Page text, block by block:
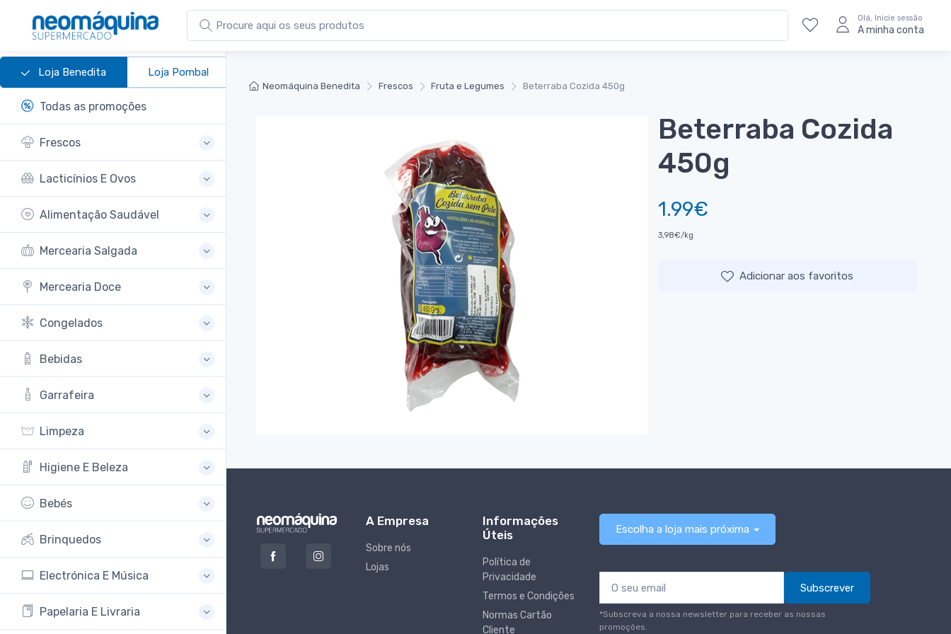
Loja Benedita Loja Pombal
Todas as promoções
Frescos
Lacticínios E Ovos
Alimentação Saudável
Mercearia Salgada
Mercearia Doce
Congelados
Bebidas
Garrafeira
Limpeza
Higiene E Beleza
Bebés
Brinquedos
Electrónica E Música
Papelaria E Livraria
Olá, Inicie sessão
A minha conta
Neomáquina Benedita Frescos Fruta e Legumes Beterraba Cozida 450g
Beterraba Cozida
450g
1.99€
3,98€/kg
Adicionar aos favoritos
A Empresa
Sobre nós
Lojas
Informações
Úteis
Política de
Privacidade
Termos e Condições
Normas Cartão
Cliente
Escolha a loja mais próxima
Subscrever
*Subscreva a nossa newsletter para receber as nossas
promoções.